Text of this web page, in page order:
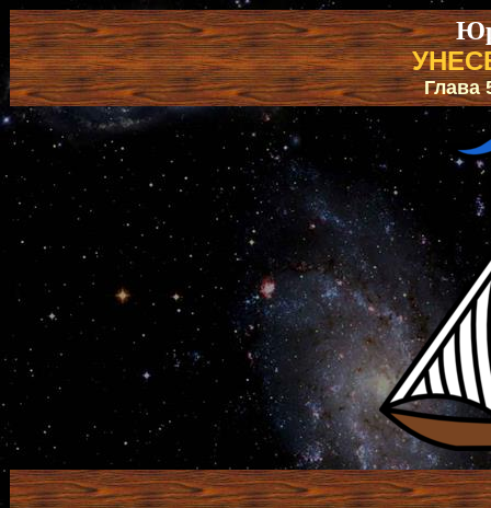
Глава